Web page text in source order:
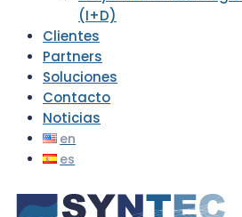
(I+D)
Clientes
Partners
Soluciones
Contacto
Noticias